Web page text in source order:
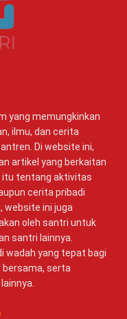
yang memungkinkan
ilmu, dan cerita
Di website ini,
artikel yang berkaitan
itu tentang aktivitas
cerita pribadi
website ini juga
oleh santri untuk
santri lainnya.
wadah yang tepat bagi
bersama, serta